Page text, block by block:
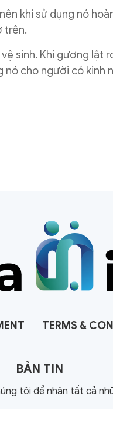
khi sử dụng nó
trên.
sinh. Khi gương lật
nó cho người có kinh
TERMS &
BẢN TIN
tôi để nhận tất cả